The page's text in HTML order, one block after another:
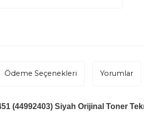
Ödeme Seçenekleri Yorumlar
(44992403) Siyah Orijinal Toner